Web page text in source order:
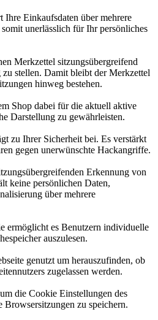
Ihre Einkaufsdaten über mehrere
unerlässlich für Ihr persönliches
Merkzettel sitzungsübergreifend
stellen. Damit bleibt der Merkzettel
hinweg bestehen.
Shop dabei für die aktuell aktive
Darstellung zu gewährleisten.
zu Ihrer Sicherheit bei. Es verstärkt
gegen unerwünschte Hackangriffe.
Erkennung von
keine persönlichen Daten,
über mehrere
ermöglicht es Benutzern individuelle
auszulesen.
genutzt um herauszufinden, ob
zugelassen werden.
die Cookie Einstellungen des
Browsersitzungen zu speichern.